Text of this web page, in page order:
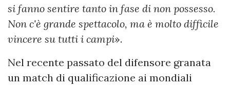
si fanno sentire tanto in fase di non possesso.
Non c'è grande spettacolo, ma è molto difficile
vincere su tutti i campi».
Nel recente passato del difensore granata
un match di qualificazione ai mondiali